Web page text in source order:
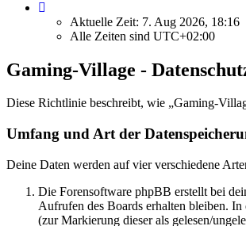
Aktuelle Zeit: 7. Aug 2026, 18:16
Alle Zeiten sind UTC+02:00
Gaming-Village -
Diese Richtlinie beschreibt, wie „Gaming-
Umfang und Art der
Deine Daten werden auf vier verschiedene
Die Forensoftware phpBB erstellt bei
Aufrufen des Boards erhalten bleiben.
(zur Markierung dieser als gelesen/